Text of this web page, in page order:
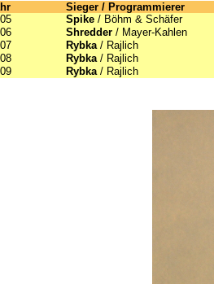
Sieger / Programmierer
Spike / Böhm & Schäfer
Shredder / Mayer-Kahlen
Rybka/ Rajlich
Rybka/ Rajlich
Rybka/ Rajlich